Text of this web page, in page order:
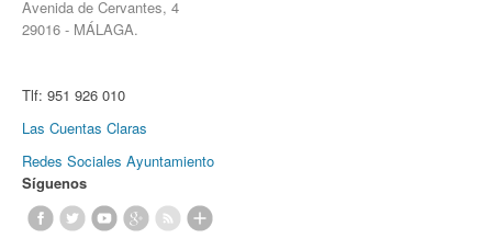
Avenida de Cervantes, 4
29016 - MÁLAGA.
Tlf: 951 926 010
Las Cuentas Claras
Redes Sociales Ayuntamiento
Síguenos